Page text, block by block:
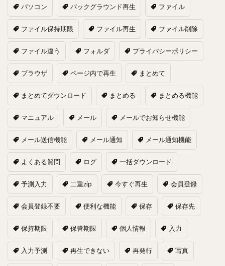
パソコン バックグラウンド再生 ファイル
ファイル保持期限 ファイル再生 ファイル削除
ファイル違う フォルダ プライバシーポリシー
ブラウザ ページ内で再生 まとめて
まとめてダウンロード まとめる まとめる機能
マニュアル メール メールでお知らせ機能
メール送信機能 メール通知 メール通知機能
よくある質問 ログ 一括ダウンロード
予測入力 二重zip 今すぐ再生 会員登録
会員登録不要 便利な機能 保存 保存先
保持期限 保管期限 個人情報 入力
入力予測 再生できない 再発行 写真